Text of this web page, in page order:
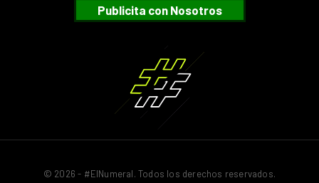
Publicita con Nosotros
© 2026 - #ElNumeral. Todos los derechos reservados.